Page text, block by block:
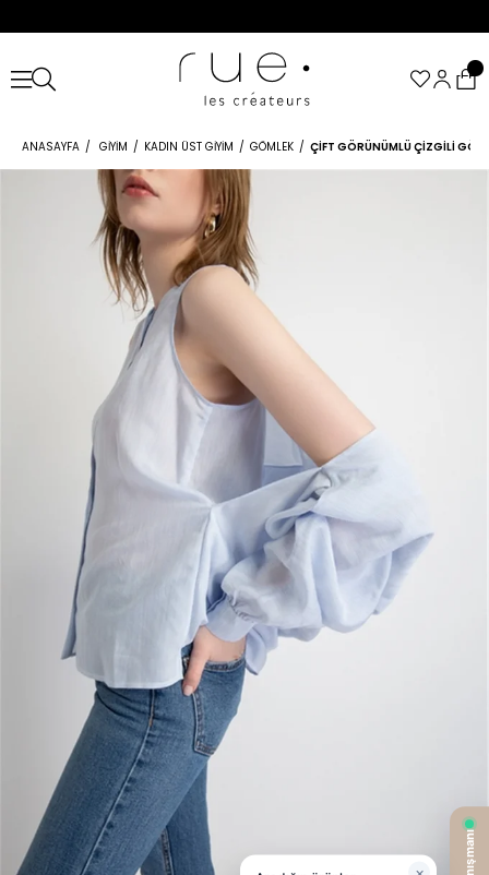
ANASAYFA GIYIM KADIN ÜST GIYIM GÖMLEK ÇIFT GÖRÜNÜMLÜ ÇIZGILI